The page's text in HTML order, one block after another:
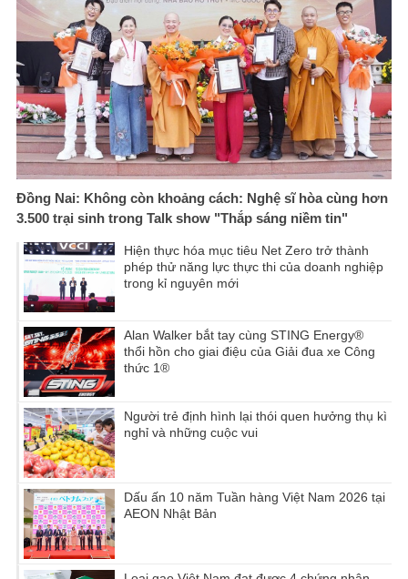
Đồng Nai: Không còn khoảng cách: Nghệ sĩ hòa cùng hơn
3.500 trại sinh trong Talk show "Thắp sáng niềm tin"
Hiện thực hóa mục tiêu Net Zero trở thành
phép thử năng lực thực thi của doanh nghiệp
trong kỉ nguyên mới
Alan Walker bắt tay cùng STING Energy®
thổi hồn cho giai điệu của Giải đua xe Công
thức 1®
Người trẻ định hình lại thói quen hưởng thụ kì
nghỉ và những cuộc vui
Dấu ấn 10 năm Tuần hàng Việt Nam 2026 tại
AEON Nhật Bản